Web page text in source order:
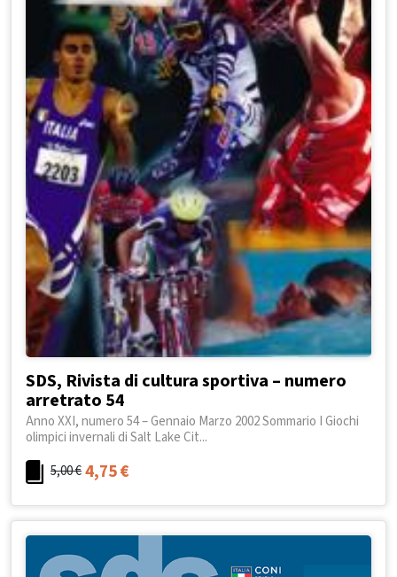
SDS, Rivista di cultura sportiva – numero
arretrato 54
Anno XXI, numero 54 – Gennaio Marzo 2002 Sommario I Giochi
olimpici invernali di Salt Lake Cit...
5,00€4,75€